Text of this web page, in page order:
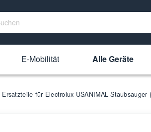
E-Mobilität Alle Geräte
Ersatzteile für Electrolux USANIMAL Staubsauger